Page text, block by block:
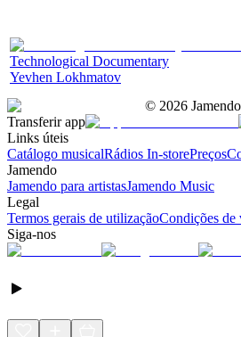
Technological Documentary
Yevhen Lokhmatov
© 2026
Transferir app
Links úteis
Catálogo musicalRádios In-storePreços
Jamendo
Jamendo para artistasJamendo Music
Legal
Termos gerais de utilizaçãoCondições de
Siga-nos